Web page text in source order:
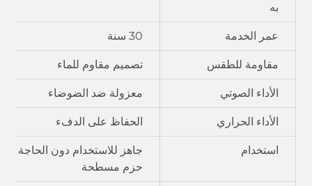
به
عمر الخدمة 30 سنة
مقاومة للطقس تصميم مقاوم للماء
الأداء الصوتي معزولة ضد الضوضاء
الأداء الحراري الحفاظ على الدفء
استخدام
جاهز للاستخدام دون الحاجة
حزم مسطحة